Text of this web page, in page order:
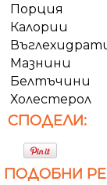
Порция
Калории
Мазнини
Белтъчини
Холестерол
СПОДЕЛИ:
ПОДОБНИ